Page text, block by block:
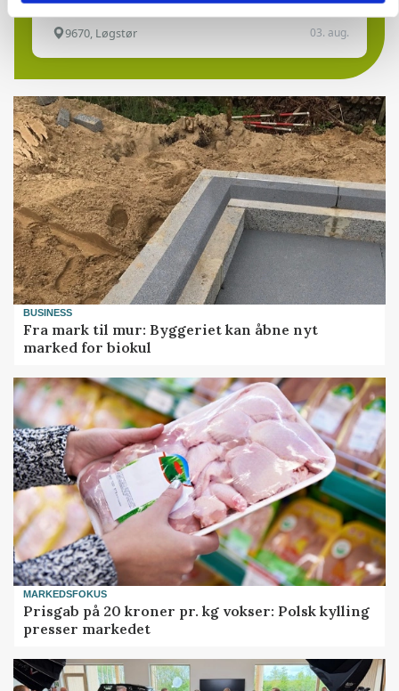
9670, Løgstør 03. aug.
BUSINESS
Fra mark til mur: Byggeriet kan åbne nyt
marked for biokul
MARKEDSFOKUS
Prisgab på 20 kroner pr. kg vokser: Polsk kylling
presser markedet